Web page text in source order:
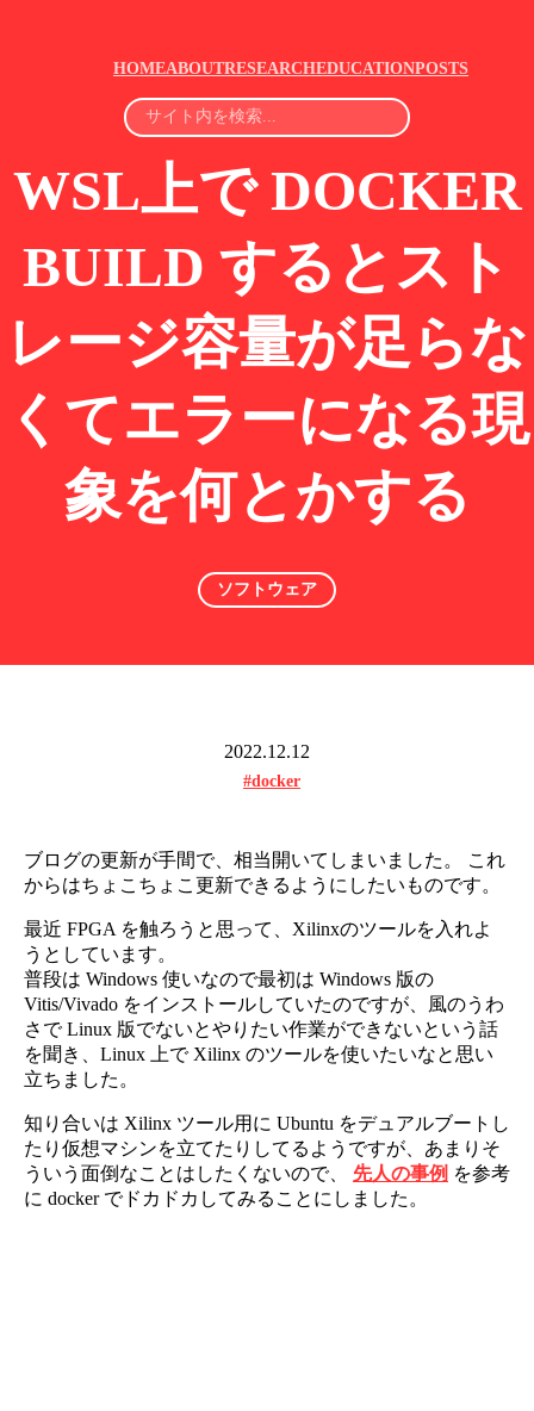
HOMEABOUTRESEARCHEDUCATIONPOSTS
WSL上で DOCKER
BUILD するとスト
レージ容量が足らな
くてエラーになる現
象を何とかする
ソフトウェア
2022.12.12
#docker
ブログの更新が手間で、相当開いてしまいました。 これ
からはちょこちょこ更新できるようにしたいものです。
最近 FPGA を触ろうと思って、Xilinxのツールを入れよ
うとしています。
普段は Windows 使いなので最初は Windows 版の
Vitis/Vivado をインストールしていたのですが、風のうわ
さで Linux 版でないとやりたい作業ができないという話
を聞き、Linux 上で Xilinx のツールを使いたいなと思い
立ちました。
知り合いは Xilinx ツール用に Ubuntu をデュアルブートし
たり仮想マシンを立てたりしてるようですが、あまりそ
ういう面倒なことはしたくないので、 先人の事例 を参考
に docker でドカドカしてみることにしました。